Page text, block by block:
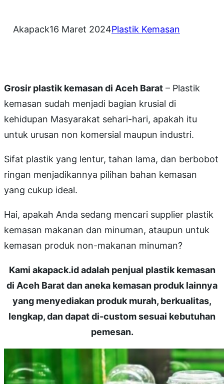
Akapack16 Maret 2024Plastik Kemasan
Grosir plastik kemasan di Aceh Barat – Plastik
kemasan sudah menjadi bagian krusial di
kehidupan Masyarakat sehari-hari, apakah itu
untuk urusan non komersial maupun industri.
Sifat plastik yang lentur, tahan lama, dan berbobot
ringan menjadikannya pilihan bahan kemasan
yang cukup ideal.
Hai, apakah Anda sedang mencari supplier plastik
kemasan makanan dan minuman, ataupun untuk
kemasan produk non-makanan minuman?
Kami akapack.id adalah penjual plastik kemasan
di Aceh Barat dan aneka kemasan produk lainnya
yang menyediakan produk murah, berkualitas,
lengkap, dan dapat di-custom sesuai kebutuhan
pemesan.